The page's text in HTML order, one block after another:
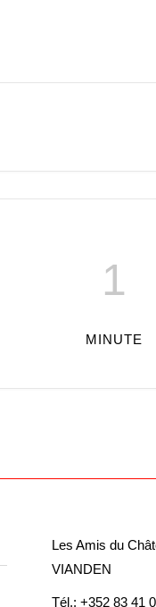
1
MINUTE
Les Amis du
VIANDEN
Tél.: +352 83 41